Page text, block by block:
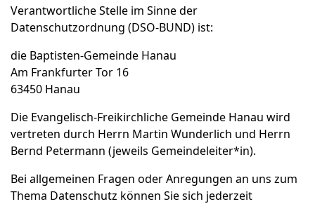
Verantwortliche Stelle im Sinne der
Datenschutzordnung (DSO-BUND) ist:
die Baptisten-Gemeinde Hanau
Am Frankfurter Tor 16
63450 Hanau
Die Evangelisch-Freikirchliche Gemeinde Hanau wird
vertreten durch Herrn Martin Wunderlich und Herrn
Bernd Petermann (jeweils Gemeindeleiter*in).
Bei allgemeinen Fragen oder Anregungen an uns zum
Thema Datenschutz können Sie sich jederzeit